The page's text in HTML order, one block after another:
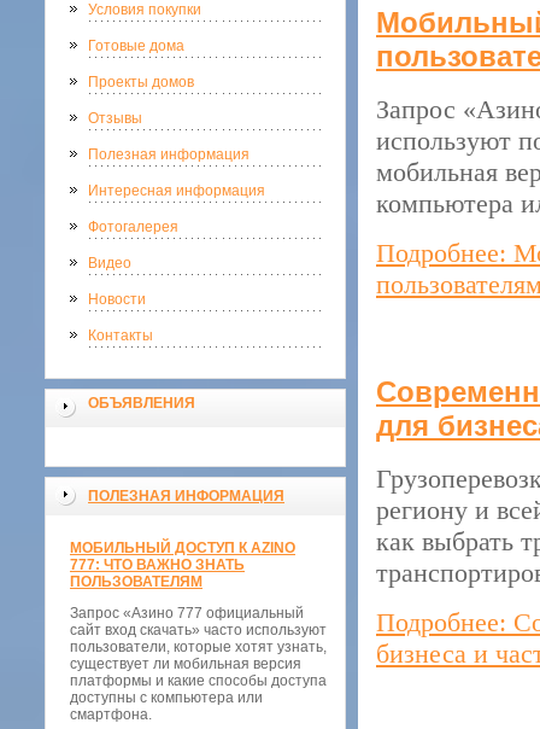
Условия покупки
Готовые дома
Проекты домов
Отзывы
Полезная информация
Интересная информация
Фотогалерея
Видео
Новости
Контакты
ОБЪЯВЛЕНИЯ
ПОЛЕЗНАЯ ИНФОРМАЦИЯ
МОБИЛЬНЫЙ ДОСТУП К AZINO
777: ЧТО ВАЖНО ЗНАТЬ
ПОЛЬЗОВАТЕЛЯМ
Запрос «Азино 777 официальный
сайт вход скачать» часто используют
пользователи, которые хотят узнать,
существует ли мобильная версия
платформы и какие способы доступа
доступны с компьютера или
смартфона.
Запрос
используют
мобильная
компьютера
Подробнее:
для
региону и
как выбрать
Подробнее:
бизнеса и